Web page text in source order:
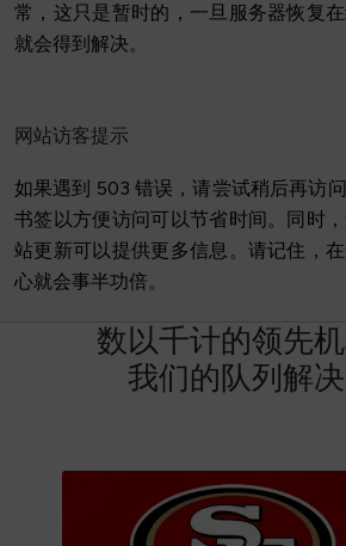
常，这只是暂时的，一旦服务器恢复
就会得到解决。
网站访客提示
如果遇到 503 错误，请尝试稍后再访
书签以方便访问可以节省时间。同时
站更新可以提供更多信息。请记住，
心就会事半功倍。
数以千计的领先机
我们的队列解决